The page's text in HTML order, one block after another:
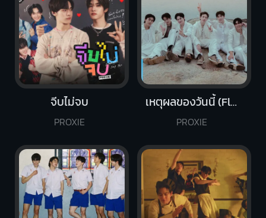
จีบไม่จบ
PROXIE
เหตุผลของวันนี้ (Flower)
PROXIE